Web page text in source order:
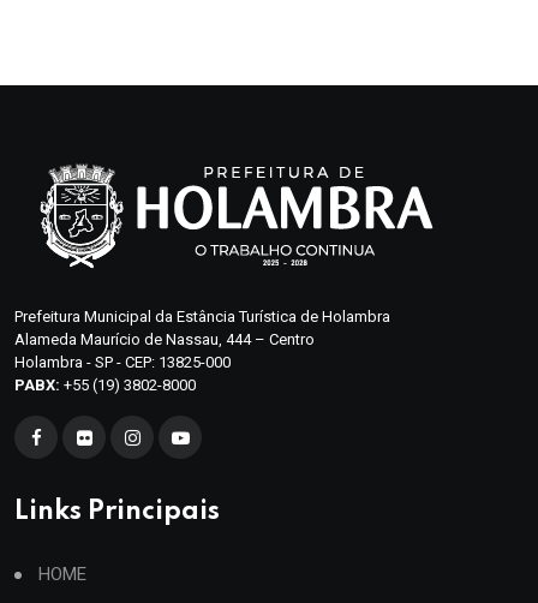
Prefeitura Municipal da Estância Turística de Holambra
Alameda Maurício de Nassau, 444 – Centro
Holambra - SP - CEP: 13825-000
PABX: +55 (19) 3802-8000
Links Principais
HOME